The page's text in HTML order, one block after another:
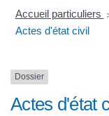
Accueil particuliers
Actes d'état civil
Dossier
Actes d'état